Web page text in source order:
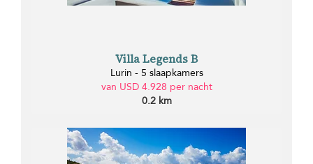
Villa Legends B
Lurin - 5 slaapkamers
van USD 4.928 per nacht
0.2 km